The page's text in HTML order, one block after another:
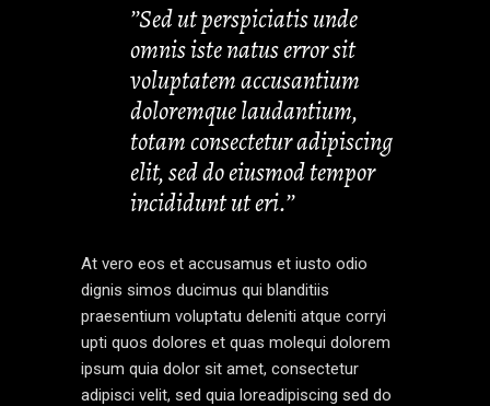
’’Sed ut perspiciatis unde
omnis iste natus error sit
voluptatem accusantium
doloremque laudantium,
totam consectetur adipiscing
elit, sed do eiusmod tempor
incididunt ut eri.’’
At vero eos et accusamus et iusto odio
dignis simos ducimus qui blanditiis
praesentium voluptatu deleniti atque corryi
upti quos dolores et quas molequi dolorem
ipsum quia dolor sit amet, consectetur
adipisci velit, sed quia loreadipiscing sed do